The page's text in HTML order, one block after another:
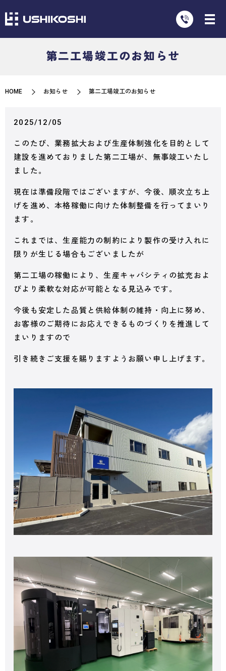
第二工場竣工のお知らせ
HOME お知らせ 第二工場竣工のお知らせ
2025/12/05
このたび、業務拡大および生産体制強化を目的として
建設を進めておりました第二工場が、無事竣工いたし
ました。
現在は準備段階ではございますが、今後、順次立ち上
げを進め、本格稼働に向けた体制整備を行ってまいり
ます。
これまでは、生産能力の制約により製作の受け入れに
限りが生じる場合もございましたが
第二工場の稼働により、生産キャパシティの拡充およ
びより柔軟な対応が可能となる見込みです。
今後も安定した品質と供給体制の維持・向上に努め、
お客様のご期待にお応えできるものづくりを推進して
まいりますので
引き続きご支援を賜りますようお願い申し上げます。